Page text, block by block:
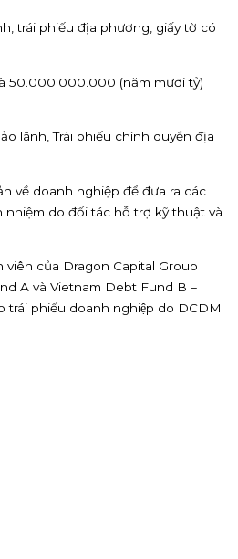
trái phiếu địa phương, giấy tờ có
50.000.000.000 (năm mươi tỷ)
lãnh, Trái phiếu chính quyền địa
về doanh nghiệp để đưa ra các
do đối tác hỗ trợ kỹ thuật và
của Dragon Capital Group
A và Vietnam Debt Fund B –
trái phiếu doanh nghiệp do DCDM